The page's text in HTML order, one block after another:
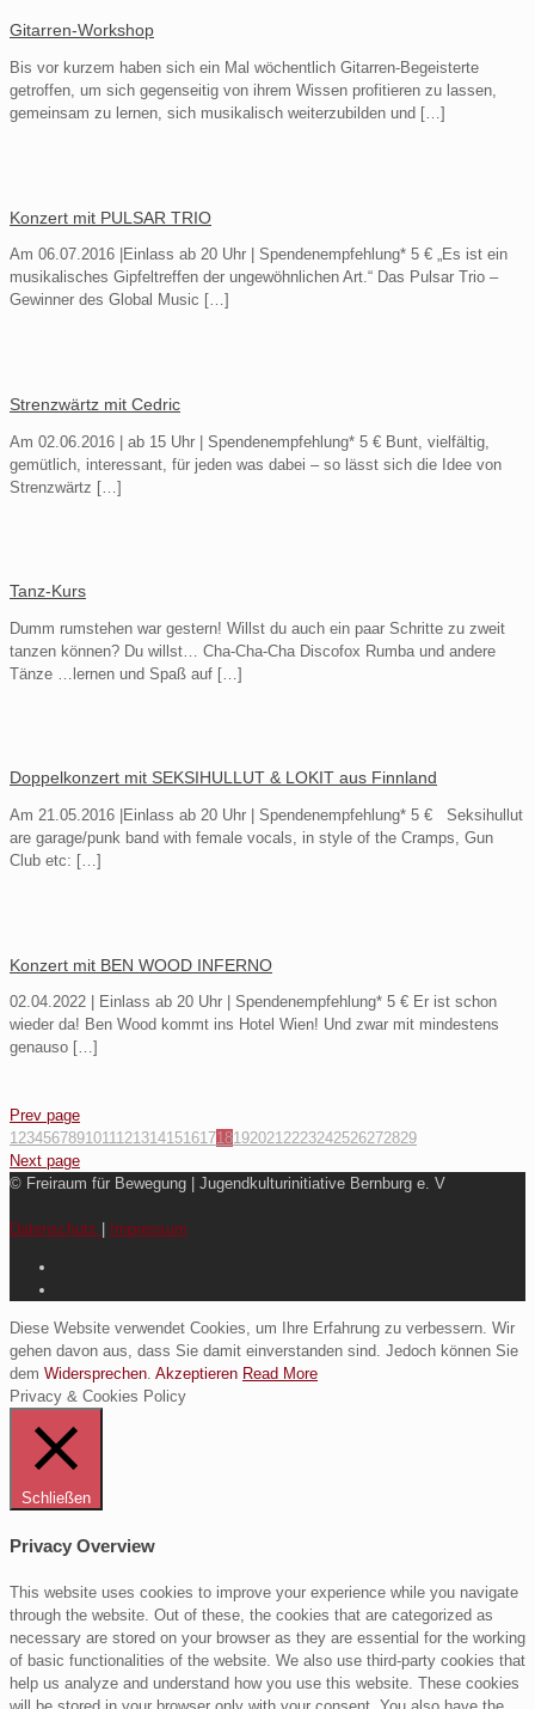
Gitarren-Workshop
Bis vor kurzem haben sich ein Mal wöchentlich Gitarren-Begeisterte
getroffen, um sich gegenseitig von ihrem Wissen profitieren zu lassen,
gemeinsam zu lernen, sich musikalisch weiterzubilden und […]
Konzert mit PULSAR TRIO
Am 06.07.2016 |Einlass ab 20 Uhr | Spendenempfehlung* 5 € „Es ist ein
musikalisches Gipfeltreffen der ungewöhnlichen Art.“ Das Pulsar Trio –
Gewinner des Global Music […]
Strenzwärtz mit Cedric
Am 02.06.2016 | ab 15 Uhr | Spendenempfehlung* 5 € Bunt, vielfältig,
gemütlich, interessant, für jeden was dabei – so lässt sich die Idee von
Strenzwärtz […]
Tanz-Kurs
Dumm rumstehen war gestern! Willst du auch ein paar Schritte zu zweit
tanzen können? Du willst… Cha-Cha-Cha Discofox Rumba und andere
Tänze …lernen und Spaß auf […]
Doppelkonzert mit SEKSIHULLUT & LOKIT aus Finnland
Am 21.05.2016 |Einlass ab 20 Uhr | Spendenempfehlung* 5 € Seksihullut
are garage/punk band with female vocals, in style of the Cramps, Gun
Club etc: […]
Konzert mit BEN WOOD INFERNO
02.04.2022 | Einlass ab 20 Uhr | Spendenempfehlung* 5 € Er ist schon
wieder da! Ben Wood kommt ins Hotel Wien! Und zwar mit mindestens
genauso […]
Prev page
1234567891011121314151617181920212223242526272829
Next page
© Freiraum für Bewegung | Jugendkulturinitiative Bernburg e. V
Datenschutz Impressum
Diese Website verwendet Cookies, um Ihre Erfahrung zu verbessern. Wir
gehen davon aus, dass Sie damit einverstanden sind. Jedoch können Sie
dem Widersprechen. Akzeptieren Read More
Privacy & Cookies Policy
Schließen
Privacy Overview
This website uses cookies to improve your experience while you navigate
through the website. Out of these, the cookies that are categorized as
necessary are stored on your browser as they are essential for the working
of basic functionalities of the website. We also use third-party cookies that
help us analyze and understand how you use this website. These cookies